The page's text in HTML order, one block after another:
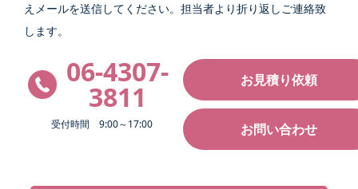
えメールを送信してください。担当者より折り返しご連絡致
します。
06-4307-
3811
受付時間 9:00～17:00
お見積り依頼
お問い合わせ